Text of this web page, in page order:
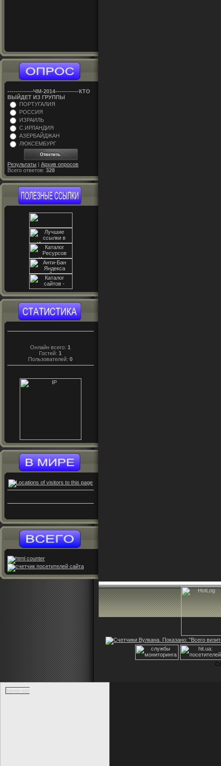
-------------ЧM-2014------------КТО
ВЫЙДЕТ ИЗ ГРУППЫ
ПОРТУГАЛИЯ
РОССИЯ
ИЗРАИЛЬ
С.ИРЛАНДИЯ
АЗЕРБАЙДЖАН
ЛЮКСЕМБУРГ
Результаты | Архив опросов
Всего ответов: 328
Онлайн всего:1
Гостей:1
Пользователей:0
Мини-чат